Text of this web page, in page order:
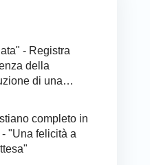
- Registra
della
di una
completo in
a